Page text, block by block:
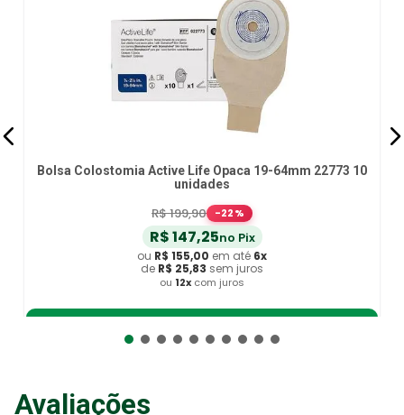
Bolsa Colostomia Active Life Opaca 19-64mm 22773 10
unidades
R$199,90 -22%
R$147,25no Pix
ou R$ 155,00 em até 6x
de R$ 25,83 sem juros
ou 12x com juros
Avaliações